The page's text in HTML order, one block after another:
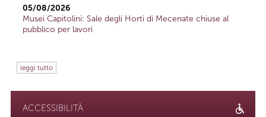
05/08/2026
Musei Capitolini: Sale degli Horti di Mecenate chiuse al
pubblico per lavori
leggi tutto
ACCESSIBILITÀ